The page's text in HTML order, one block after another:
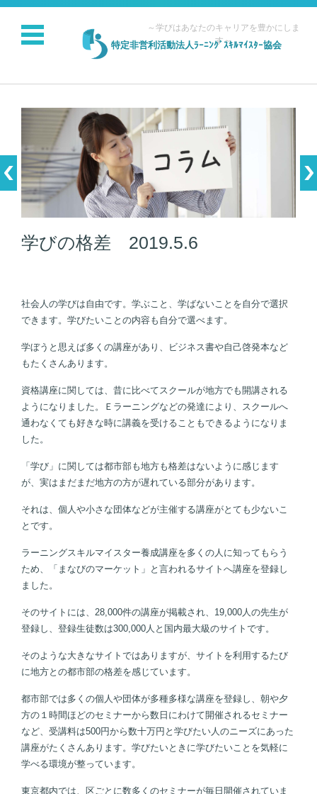
特定非営利活動法人ﾗｰﾆﾝｸﾞｽｷﾙﾏｲｽﾀｰ協会
～学びはあなたのキャリアを豊かにしま
す～
コンテンツに移動
学びの格差 2019.5.6
社会人の学びは自由です。学ぶこと、学ばないことを自分で選択
できます。学びたいことの内容も自分で選べます。
学ぼうと思えば多くの講座があり、ビジネス書や自己啓発本など
もたくさんあります。
資格講座に関しては、昔に比べてスクールが地方でも開講される
ようになりました。Ｅラーニングなどの発達により、スクールへ
通わなくても好きな時に講義を受けることもできるようになりま
した。
「学び」に関しては都市部も地方も格差はないように感じます
が、実はまだまだ地方の方が遅れている部分があります。
それは、個人や小さな団体などが主催する講座がとても少ないこ
とです。
ラーニングスキルマイスター養成講座を多くの人に知ってもらう
ため、「まなびのマーケット」と言われるサイトへ講座を登録し
ました。
そのサイトには、28,000件の講座が掲載され、19,000人の先生が
登録し、登録生徒数は300,000人と国内最大級のサイトです。
そのような大きなサイトではありますが、サイトを利用するたび
に地方との都市部の格差を感じています。
都市部では多くの個人や団体が多種多様な講座を登録し、朝や夕
方の１時間ほどのセミナーから数日にわけて開催されるセミナー
など、受講料は500円から数十万円と学びたい人のニーズにあった
講座がたくさんあります。学びたいときに学びたいことを気軽に
学べる環境が整っています。
東京都内では、区ごとに数多くのセミナーが毎日開催されていま